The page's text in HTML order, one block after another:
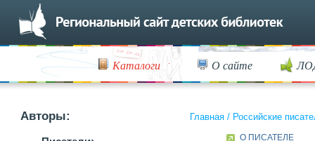
Каталоги О сайте
Авторы: Главная / Российские
О ПИСАТЕЛЕ